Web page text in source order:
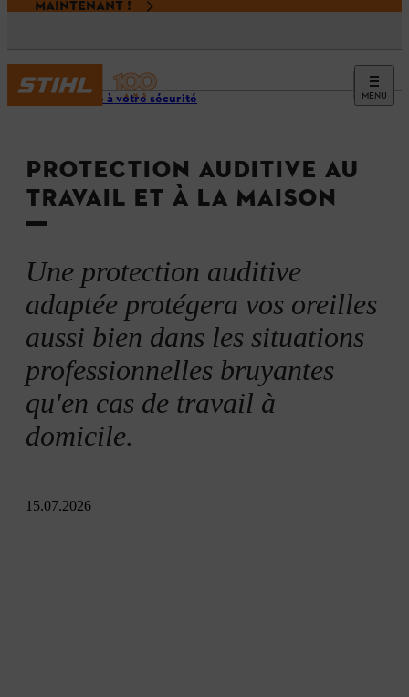
MAINTENANT !
MENU
Priorité à votre sécurité
PROTECTION AUDITIVE AU
TRAVAIL ET À LA MAISON
Une protection auditive
adaptée protégera vos oreilles
aussi bien dans les situations
professionnelles bruyantes
qu'en cas de travail à
domicile.
15.07.2026